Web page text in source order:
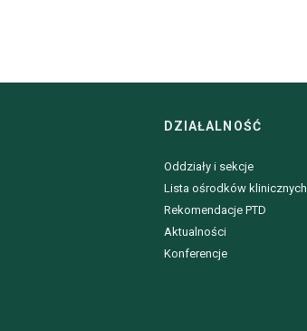
DZIAŁALNOŚĆ
Oddziały i sekcje
Lista ośrodków klinicznych
Rekomendacje PTD
Aktualności
Konferencje